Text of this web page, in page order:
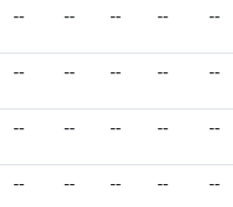
-- -- -- -- --
-- -- -- -- --
-- -- -- -- --
-- -- -- -- --